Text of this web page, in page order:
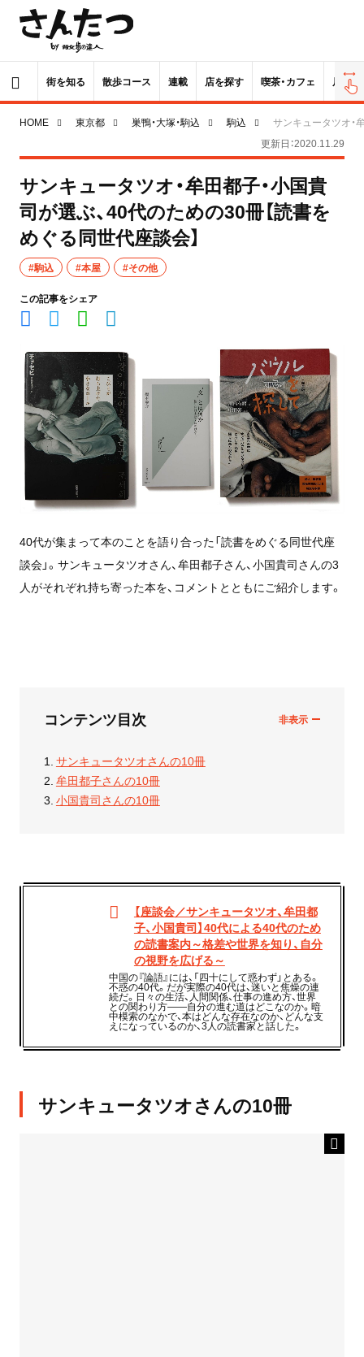
街を知る 散歩コース 連載 店を探す 喫茶・カフェ 居酒屋
HOME 東京都 巣鴨・大塚・駒込 駒込
サンキュータツオ・
更新日：2020.11.29
サンキュータツオ・牟田都子・小国貴
司が選ぶ、40代のための30冊【読書を
めぐる同世代座談会】
#駒込 #本屋 #その他
この記事をシェア
40代が集まって本のことを語り合った「読書をめぐる同世代座
談会」。サンキュータツオさん、牟田都子さん、小国貴司さんの3
人がそれぞれ持ち寄った本を、コメントとともにご紹介します。
コンテンツ目次
サンキュータツオさんの10冊
牟田都子さんの10冊
小国貴司さんの10冊
【座談会／サンキュータツオ、牟田都
子、小国貴司】40代による40代のため
の読書案内～格差や世界を知り、自分
の視野を広げる～
中国の『論語』には、「四十にして惑わず」とある。
不惑の40代。だが実際の40代は、迷いと焦燥の連
続だ。日々の生活、人間関係、仕事の進め方、世界
との関わり方——自分の進む道はどこなのか。暗
中模索のなかで、本はどんな存在なのか、どんな支
えになっているのか、3人の読書家と話した。
サンキュータツオさんの10冊